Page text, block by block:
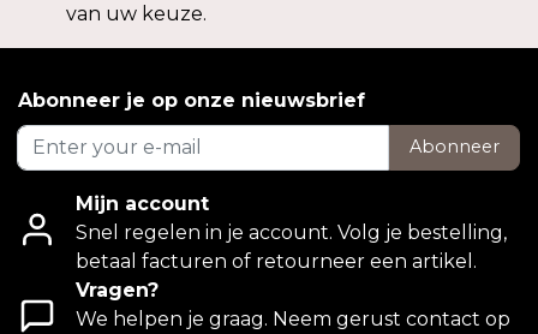
van uw keuze.
Abonneer je op onze nieuwsbrief
Abonneer
Mijn account
Snel regelen in je account. Volg je bestelling,
betaal facturen of retourneer een artikel.
Vragen?
We helpen je graag. Neem gerust contact op